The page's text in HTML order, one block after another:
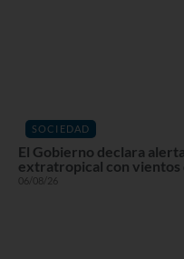
SOCIEDAD
El Gobierno declara
extratropical con vientos
06/08/26